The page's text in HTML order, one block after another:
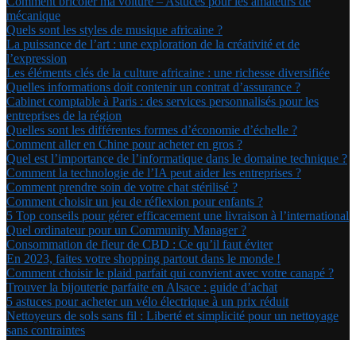
mécanique
Quels sont les styles de musique africaine ?
La puissance de l’art : une exploration de la créativité et de
l’expression
Les éléments clés de la culture africaine : une richesse diversifiée
Quelles informations doit contenir un contrat d’assurance ?
Cabinet comptable à Paris : des services personnalisés pour les
entreprises de la région
Quelles sont les différentes formes d’économie d’échelle ?
Comment aller en Chine pour acheter en gros ?
Quel est l’importance de l’informatique dans le domaine technique ?
Comment la technologie de l’IA peut aider les entreprises ?
Comment prendre soin de votre chat stérilisé ?
Comment choisir un jeu de réflexion pour enfants ?
5 Top conseils pour gérer efficacement une livraison à l’international
Quel ordinateur pour un Community Manager ?
Consommation de fleur de CBD : Ce qu’il faut éviter
En 2023, faites votre shopping partout dans le monde !
Comment choisir le plaid parfait qui convient avec votre canapé ?
Trouver la bijouterie parfaite en Alsace : guide d’achat
5 astuces pour acheter un vélo électrique à un prix réduit
Nettoyeurs de sols sans fil : Liberté et simplicité pour un nettoyage
sans contraintes